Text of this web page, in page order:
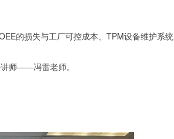
的损失与工厂可控成本、TPM设备维护系统
师——冯雷老师。